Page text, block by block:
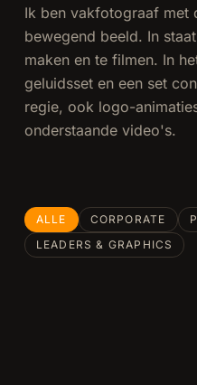
Ik ben vakfotograaf met
bewegend beeld. In
maken en te filmen. In
geluidsset en een set
regie, ook logo-
onderstaande video's.
ALLE CORPORATE
LEADERS & GRAPHICS
UvA:
1:55
UvA
Medik8
TKB
Kerst
InnQ